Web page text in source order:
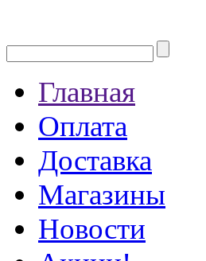
Главная
Оплата
Доставка
Магазины
Новости